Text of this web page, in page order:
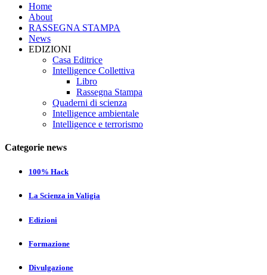
Home
About
RASSEGNA STAMPA
News
EDIZIONI
Casa Editrice
Intelligence Collettiva
Libro
Rassegna Stampa
Quaderni di scienza
Intelligence ambientale
Intelligence e terrorismo
Categorie news
100% Hack
La Scienza in Valigia
Edizioni
Formazione
Divulgazione